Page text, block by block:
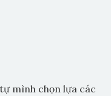
mình chọn lựa các